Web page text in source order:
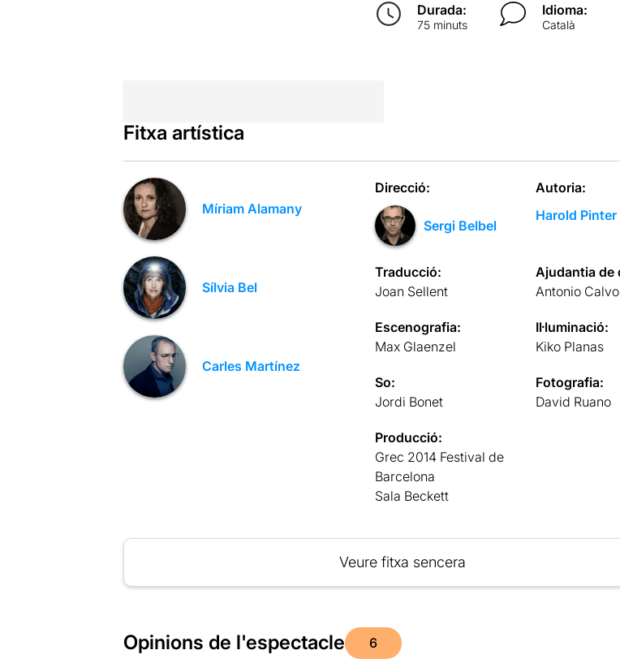
Durada:
75 minuts
Idioma:
Català
Fitxa artística
Míriam Alamany
Sílvia Bel
Carles Martínez
Direcció:
Sergi Belbel
Autoria:
Harold Pinter
Traducció:
Joan Sellent
Ajudantia de
Antonio Calvo
Escenografia:
Max Glaenzel
Il·luminació:
Kiko Planas
So:
Jordi Bonet
Fotografia:
David Ruano
Producció:
Grec 2014 Festival de
Barcelona
Sala Beckett
Veure fitxa sencera
Opinions de l'espectacle 6